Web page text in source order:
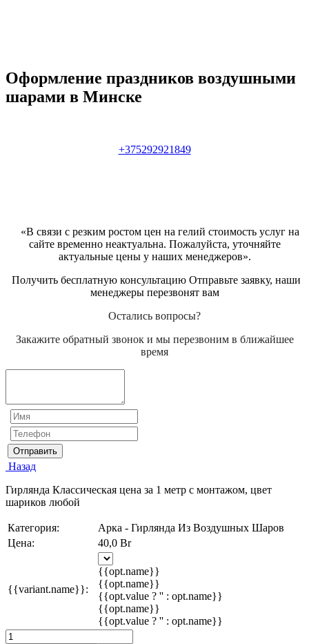
Оформление праздников воздушными
шарами в Минске
+375292921849
«В связи с резким ростом цен на гелий стоимость услуг на
сайте временно неактуальна. Пожалуйста, уточняйте
актуальные цены у наших менеджеров».
Получить бесплатную консультацию Отправьте заявку, наши
менеджеры перезвонят вам
Остались вопросы?
Закажите обратный звонок и мы перезвоним в ближайшее
время
Отправить
Назад
Гирлянда Классическая цена за 1 метр с монтажом, цвет
шариков любой
Категория:
Арка - Гирлянда Из Воздушных Шаров
Цена:
40,0 Br
{{variant.name}}:
{{opt.name}}
{{opt.name}}
{{opt.value ? '' : opt.name}}
{{opt.name}}
{{opt.value ? '' : opt.name}}